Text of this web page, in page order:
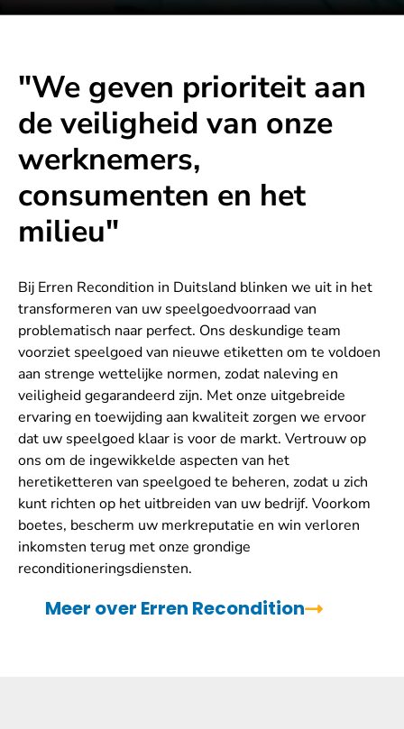
"We geven prioriteit aan
de veiligheid van onze
werknemers,
consumenten en het
milieu"
Bij Erren Recondition in Duitsland blinken we uit in het
transformeren van uw speelgoedvoorraad van
problematisch naar perfect. Ons deskundige team
voorziet speelgoed van nieuwe etiketten om te voldoen
aan strenge wettelijke normen, zodat naleving en
veiligheid gegarandeerd zijn. Met onze uitgebreide
ervaring en toewijding aan kwaliteit zorgen we ervoor
dat uw speelgoed klaar is voor de markt. Vertrouw op
ons om de ingewikkelde aspecten van het
heretiketteren van speelgoed te beheren, zodat u zich
kunt richten op het uitbreiden van uw bedrijf. Voorkom
boetes, bescherm uw merkreputatie en win verloren
inkomsten terug met onze grondige
reconditioneringsdiensten.
Meer over Erren Recondition